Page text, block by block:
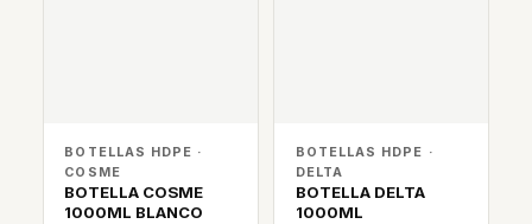
BOTELLAS HDPE ·
COSME
BOTELLA COSME
1000ML BLANCO
BOTELLAS HDPE ·
DELTA
BOTELLA DELTA
1000ML